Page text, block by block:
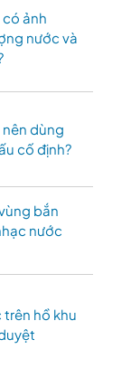
ảnh
nước và
dùng
cố định?
bắn
nước
trên hồ khu